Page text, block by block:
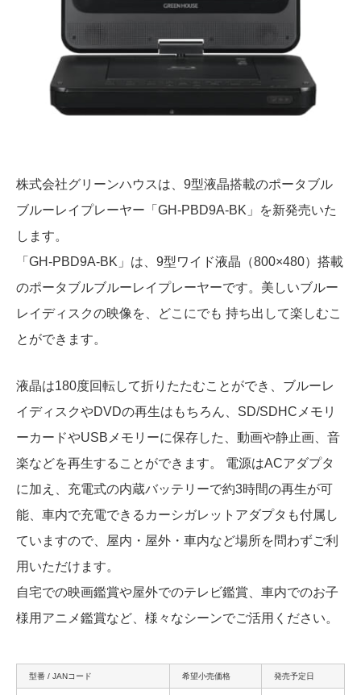
株式会社グリーンハウスは、9型液晶搭載のポータブル
ブルーレイプレーヤー「GH-PBD9A-BK」を新発売いた
します。
「GH-PBD9A-BK」は、9型ワイド液晶（800×480）搭載
のポータブルブルーレイプレーヤーです。美しいブルー
レイディスクの映像を、どこにでも 持ち出して楽しむこ
とができます。
液晶は180度回転して折りたたむことができ、ブルーレ
イディスクやDVDの再生はもちろん、SD/SDHCメモリ
ーカードやUSBメモリーに保存した、動画や静止画、音
楽などを再生することができます。 電源はACアダプタ
に加え、充電式の内蔵バッテリーで約3時間の再生が可
能、車内で充電できるカーシガレットアダプタも付属し
ていますので、屋内・屋外・車内など場所を問わずご利
用いただけます。
自宅での映画鑑賞や屋外でのテレビ鑑賞、車内でのお子
様用アニメ鑑賞など、様々なシーンでご活用ください。
型番 / JANコード 希望小売価格 発売予定日